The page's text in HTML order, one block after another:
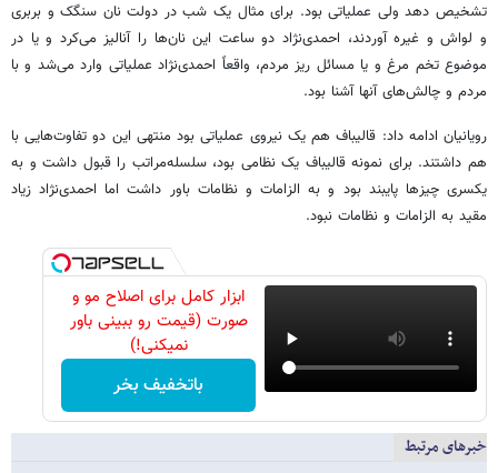
تشخیص دهد ولی عملیاتی بود. برای مثال یک شب در دولت نان سنگک و بربری
و لواش و غیره آوردند، احمدی‌نژاد دو ساعت این نان‌ها را آنالیز می‌کرد و یا در
موضوع تخم مرغ و یا مسائل ریز مردم، واقعاً احمدی‌نژاد عملیاتی وارد می‌شد و با
مردم و چالش‌های آنها آشنا بود.
رویانیان ادامه داد: قالیباف هم یک نیروی عملیاتی بود منتهی این دو تفاوت‌هایی با
هم داشتند. برای نمونه قالیباف یک نظامی بود، سلسله‌مراتب را قبول داشت و به
یکسری چیزها پایبند بود و به الزامات و نظامات باور داشت اما احمدی‌نژاد زیاد
مقید به الزامات و نظامات نبود.
ابزار کامل برای اصلاح مو و
صورت (قیمت رو ببینی باور
نمیکنی!)
باتخفیف بخر
خبرهای مرتبط